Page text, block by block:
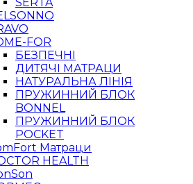
FOR
БЕЗПЕЧНІ
ДИТЯЧІ МАТРАЦИ
НАТУРАЛЬНА ЛІНІЯ
ПРУЖИННИЙ БЛОК
BONNEL
ПРУЖИННИЙ БЛОК
POCKET
Матраци
HEALTH